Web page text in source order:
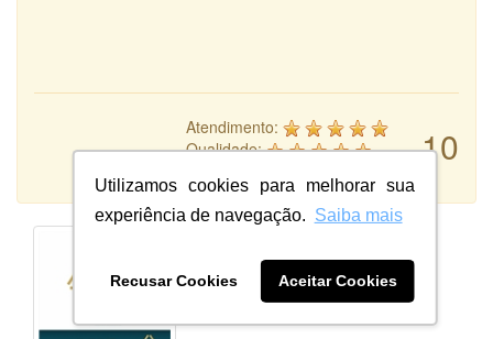
Utilizamos cookies para melhorar sua
experiência de navegação. Saiba mais
Recusar Cookies Aceitar Cookies
10
Atendimento:
Qualidade: